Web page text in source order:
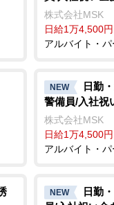
株式会社MSK
日給1万4,500円
アルバイト・
NEW
日勤
警備員/入社祝
株式会社MSK
日給1万4,500円
アルバイト・
NEW
日勤